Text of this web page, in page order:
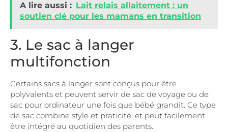
A lire aussi : Lait relais allaitement : un
soutien clé pour les mamans en transition
3. Le sac à langer
multifonction
Certains sacs à langer sont conçus pour être
polyvalents et peuvent servir de sac de voyage ou de
sac pour ordinateur une fois que bébé grandit. Ce type
de sac combine style et praticité, et peut facilement
être intégré au quotidien des parents.